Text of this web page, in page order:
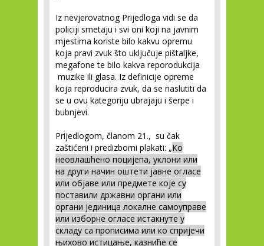
Iz nevjerovatnog Prijedloga vidi se da
policiji smetaju i svi oni koji na javnim
mjestima koriste bilo kakvu opremu
koja pravi zvuk što uključuje pištaljke,
megafone te bilo kakva reporodukcija
muzike ili glasa. Iz definicije opreme
koja reproducira zvuk, da se naslutiti da
se u ovu kategoriju ubrajaju i šerpe i
bubnjevi.
Prijedlogom, članom 21., su čak
zaštićeni i predizborni plakati: „Ко
неовлашћено поцијепа, уклони или
на други начин оштети јавне огласе
или објаве или предмете које су
поставили државни органи или
органи јединица локалне самоуправе
или изборне огласе истакнуте у
складу са прописима или ко спријечи
њихово истицање, казниће се